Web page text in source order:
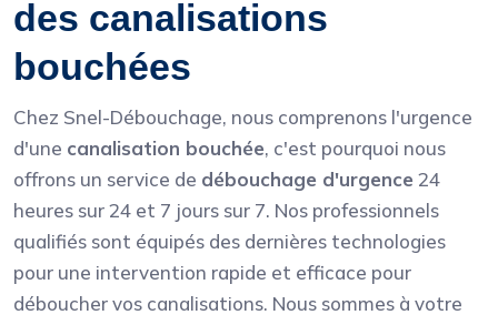
des canalisations
bouchées
Chez Snel-Débouchage, nous comprenons l'urgence
d'une canalisation bouchée, c'est pourquoi nous
offrons un service de débouchage d'urgence 24
heures sur 24 et 7 jours sur 7. Nos professionnels
qualifiés sont équipés des dernières technologies
pour une intervention rapide et efficace pour
déboucher vos canalisations. Nous sommes à votre